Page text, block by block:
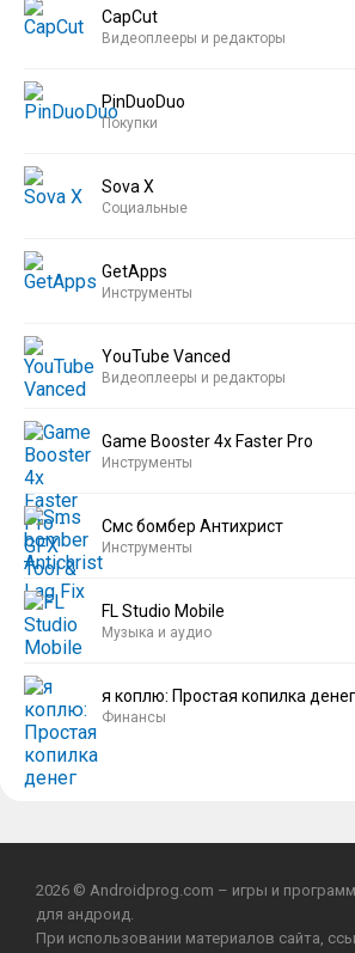
CapCut
Видеоплееры и редакторы
PinDuoDuo
Покупки
Sova X
Социальные
GetApps
Инструменты
YouTube Vanced
Видеоплееры и редакторы
Game Booster 4x Faster Pro
Инструменты
Смс бомбер Антихрист
Инструменты
FL Studio Mobile
Музыка и аудио
я коплю: Простая копилка денег
Финансы
2026 © Androidprog.com – игры и
для андроид.
При использовании материалов сайта,